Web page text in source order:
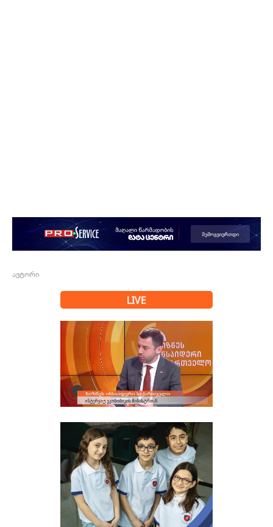
ავტორი
LIVE